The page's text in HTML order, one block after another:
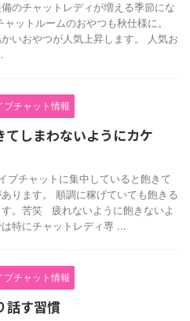
のチャットレディが増える季節にな
ャットルームのおやつも秋仕様に。
いおやつが人気上昇します。 人気お
ブチャット情報
てしまわないようにカケ
ブチャットに集中していると飽きて
ります。 順調に稼げていても飽きる
す。苦笑 疲れないように飽きないよ
特にチャットレディ専 ...
ブチャット情報
話す習慣